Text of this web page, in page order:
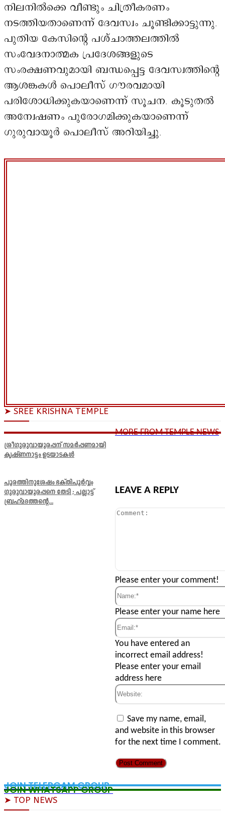
നിലനിൽക്കെ വീണ്ടും ചിത്രീകരണം
നടത്തിയതാണെന്ന് ദേവസ്വം ചൂണ്ടിക്കാട്ടുന്നു.
പുതിയ കേസിന്റെ പശ്ചാത്തലത്തിൽ
സംവേദനാത്മക പ്രദേശങ്ങളുടെ
സംരക്ഷണവുമായി ബന്ധപ്പെട്ട ദേവസ്വത്തിന്റെ
ആശങ്കകൾ പൊലീസ് ഗൗരവമായി
പരിശോധിക്കുകയാണെന്ന് സൂചന. കൂടുതൽ
അന്വേഷണം പുരോഗമിക്കുകയാണെന്ന്
ഗുരുവായൂർ പൊലീസ് അറിയിച്ചു.
➤ SREE KRISHNA TEMPLE
ശ്രീഗുരുവായൂരപ്പന് സമർപ്പണമായി
കൃഷ്ണനാട്ടം ഉടയാടകൾ
പൂരത്തിനുശേഷം ഭക്തിപൂർവ്വം
ഗുരുവായൂരപ്പനെ തേടി ; പല്ലാട്ട്
ബ്രഹ്മദത്തന്റെ...
MORE FROM TEMPLE NEWS
LEAVE A REPLY
Comment:
Please enter your comment!
Name:*
Please enter your name here
Email:*
You have entered an
incorrect email address!
Please enter your email
address here
Save my name, email,
and website in this browser
for the next time I comment.
JOIN TELERGAM GROUP
JOIN WHATSAPP GROUP
➤ TOP NEWS